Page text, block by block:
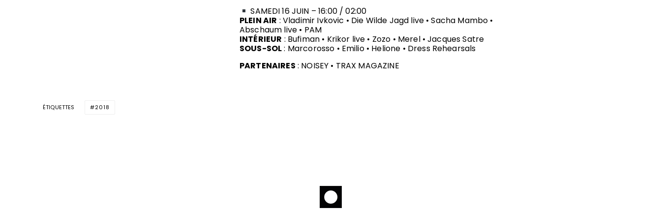
SAMEDI 16 JUIN – 16:00 / 02:00
PLEIN AIR : Vladimir Ivkovic • Die Wilde Jagd live • Sacha Mambo •
Abschaum live • PAM
INTÉRIEUR : Bufiman • Krikor live • Zozo • Merel • Jacques Satre
SOUS-SOL: Marcorosso • Emilio • Helione • Dress Rehearsals
PARTENAIRES : NOISEY • TRAX MAGAZINE
ÉTIQUETTES 2018